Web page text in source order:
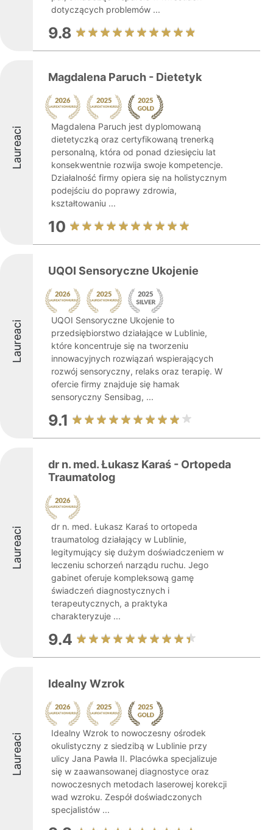
dotyczących problemów ...
9.8
Laureaci
Magdalena Paruch - Dietetyk
Magdalena Paruch jest dyplomowaną
dietetyczką oraz certyfikowaną trenerką
personalną, która od ponad dziesięciu lat
konsekwentnie rozwija swoje kompetencje.
Działalność firmy opiera się na holistycznym
podejściu do poprawy zdrowia,
kształtowaniu ...
10
Laureaci
UQOI Sensoryczne Ukojenie
UQOI Sensoryczne Ukojenie to
przedsiębiorstwo działające w Lublinie,
które koncentruje się na tworzeniu
innowacyjnych rozwiązań wspierających
rozwój sensoryczny, relaks oraz terapię. W
ofercie firmy znajduje się hamak
sensoryczny Sensibag, ...
9.1
Laureaci
dr n. med. Łukasz Karaś - Ortopeda
Traumatolog
dr n. med. Łukasz Karaś to ortopeda
traumatolog działający w Lublinie,
legitymujący się dużym doświadczeniem w
leczeniu schorzeń narządu ruchu. Jego
gabinet oferuje kompleksową gamę
świadczeń diagnostycznych i
terapeutycznych, a praktyka
charakteryzuje ...
9.4
Laureaci
Idealny Wzrok
Idealny Wzrok to nowoczesny ośrodek
okulistyczny z siedzibą w Lublinie przy
ulicy Jana Pawła II. Placówka specjalizuje
się w zaawansowanej diagnostyce oraz
nowoczesnych metodach laserowej korekcji
wad wzroku. Zespół doświadczonych
specjalistów ...